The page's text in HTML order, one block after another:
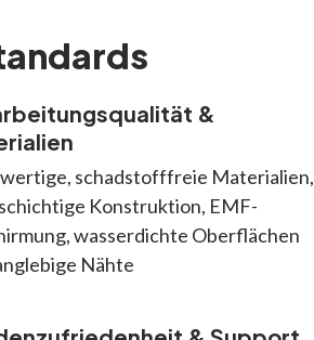
&
schadstofffreie Materialien,
Konstruktion, EMF-
wasserdichte Oberflächen
Nähte